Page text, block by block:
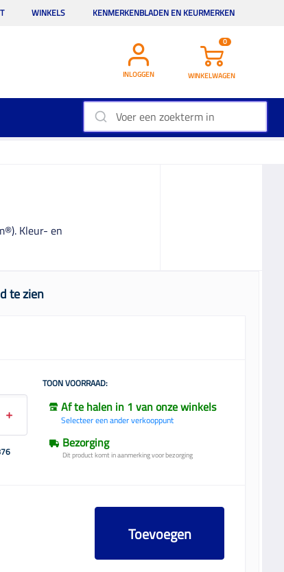
WINKELS KENMERKENBLADEN EN KEURMERKEN
INLOGGEN
0
WINKELWAGEN
Kleur- en
te zien
TOON VOORRAAD:
Af te halen in 1 van onze winkels
Selecteer een ander verkooppunt
Bezorging
Dit product komt in aanmerking voor bezorging
Toevoegen